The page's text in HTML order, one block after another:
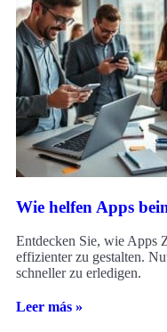
Wie helfen Apps
Entdecken Sie, wie Apps
effizienter zu gestalten.
schneller zu erledigen.
Leer más »